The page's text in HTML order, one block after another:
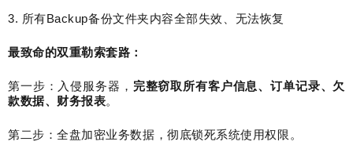
3. 所有Backup备份文件夹内容全部失效、无法恢复
最致命的双重勒索套路：
第一步：入侵服务器， 完整窃取所有客户信息、订单记录、欠
款数据、财务报表。
第二步：全盘加密业务数据，彻底锁死系统使用权限。